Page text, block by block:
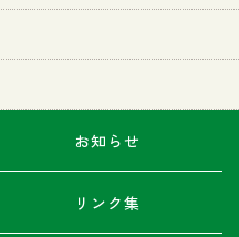
お知らせ
リンク集